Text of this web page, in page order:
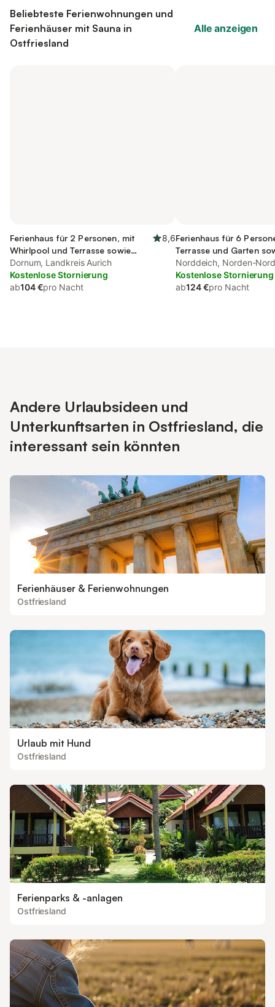
Beliebteste Ferienwohnungen und
Ferienhäuser mit Sauna in
Ostfriesland
Alle anzeigen
Ferienhaus für 2 Personen, mit
Whirlpool und Terrasse sowie
Garten und Sauna
8,6
Dornum, Landkreis Aurich
Kostenlose Stornierung
ab104 €pro Nacht
Ferienhaus für 6
Terrasse und Garten
und Ausblick
Norddeich, Norden-
Kostenlose Stornierung
ab124 €pro Nacht
Andere Urlaubsideen und
Unterkunftsarten in Ostfriesland, die
interessant sein könnten
Ferienhäuser & Ferienwohnungen
Ostfriesland
Urlaub mit Hund
Ostfriesland
Ferienparks & -anlagen
Ostfriesland